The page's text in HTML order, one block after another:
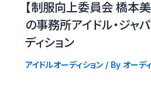
【制服向上委員会 橋本
の事務所アイドル・ジャ
ディション
アイドルオーディション/ By オーデ